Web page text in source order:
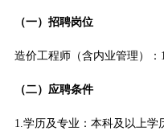
（一）招聘岗位
造价工程师（含内业管理）：
（二）应聘条件
1.学历及专业：本科及以上学